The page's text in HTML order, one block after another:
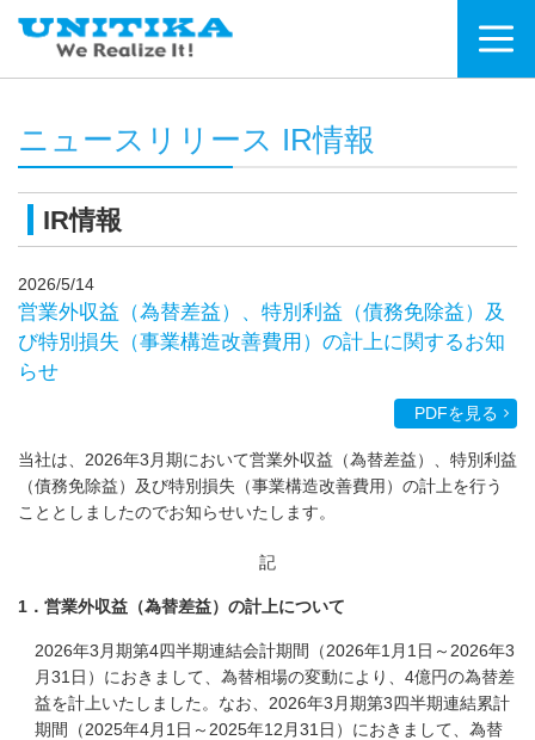
ニュースリリース IR情報
IR情報
2026/5/14
営業外収益（為替差益）、特別利益（債務免除益）及
び特別損失（事業構造改善費用）の計上に関するお知
らせ
PDFを見る
当社は、2026年3月期において営業外収益（為替差益）、特別利益
（債務免除益）及び特別損失（事業構造改善費用）の計上を行う
こととしましたのでお知らせいたします。
記
1．営業外収益（為替差益）の計上について
2026年3月期第4四半期連結会計期間（2026年1月1日～2026年3
月31日）におきまして、為替相場の変動により、4億円の為替差
益を計上いたしました。なお、2026年3月期第3四半期連結累計
期間（2025年4月1日～2025年12月31日）におきまして、為替